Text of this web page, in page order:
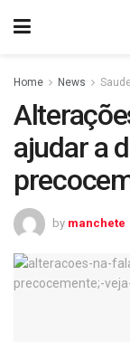
Home News
ajudar a
by manchete